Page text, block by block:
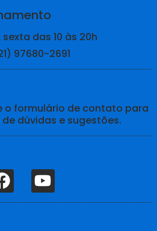
das 10 às 20h
97680-2691
o formulário de contato para
dúvidas e sugestões.
F
a
c
Y
o
u